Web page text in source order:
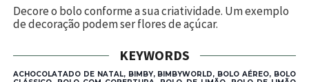
Decore o bolo conforme a sua criatividade. Um exemplo
de decoração podem ser flores de açúcar.
KEYWORDS
ACHOCOLATADO DE NATAL, BIMBY, BIMBYWORLD, BOLO AÉREO, BOLO